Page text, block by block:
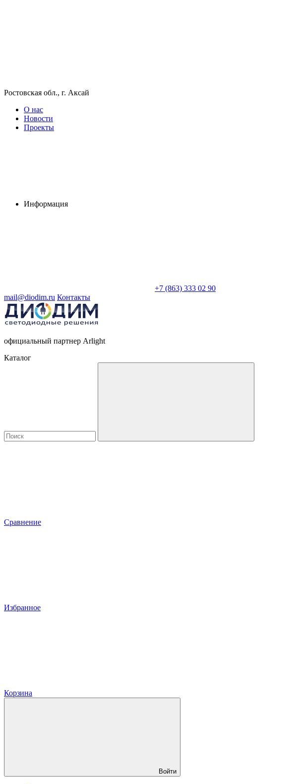
Ростовская обл., г. Аксай
О нас
Новости
Проекты
Информация
+7 (863) 333 02 90
mail@diodim.ru Контакты
официальный партнер Arlight
Каталог
Сравнение
Избранное
Корзина
Войти